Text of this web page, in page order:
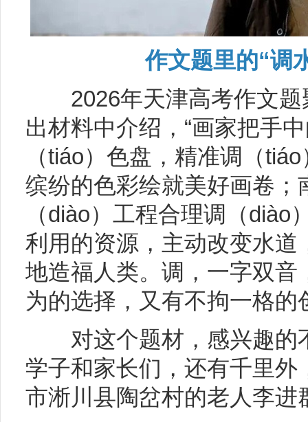
作文题里的“调
2026年天津高考作文题
出材料中介绍，“画家把手
（tiáo）色盘，精准调（
缤纷的色彩绘就美好画卷；
（diào）工程合理调（diào
利用的资源，主动改变水道
地造福人类。调，一字双音
为的选择，又有不拘一格的
对这个题材，感兴趣的
学子和家长们，还有千里外
市淅川县陶岔村的老人李进